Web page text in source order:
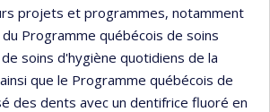
projets et programmes, notamment
Programme québécois de soins
soins d'hygiène quotidiens de la
que le Programme québécois de
des dents avec un dentifrice fluoré en